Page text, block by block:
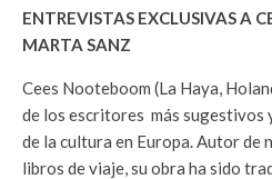
ENTREVISTAS EXCLUSIVAS A
MARTA SANZ
Cees Nooteboom (La Haya,
de los escritores más sugestivos
de la cultura en Europa. Autor de
libros de viaje, su obra ha sido